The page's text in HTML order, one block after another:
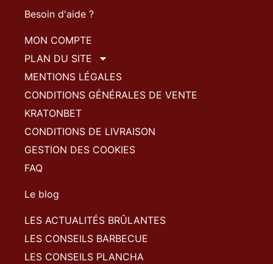
Besoin d'aide ?
MON COMPTE
PLAN DU SITE
MENTIONS LÉGALES
CONDITIONS GÉNÉRALES DE VENTE
KRATONBET
CONDITIONS DE LIVRAISON
GESTION DES COOKIES
FAQ
Le blog
LES ACTUALITÉS BRÛLANTES
LES CONSEILS BARBECUE
LES CONSEILS PLANCHA